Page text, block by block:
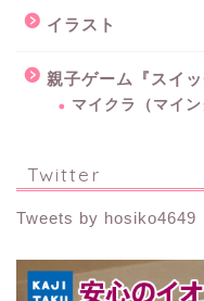
イラスト
親子ゲーム『スイッ
マイクラ（マイン
Twitter
Tweets by hosiko4649